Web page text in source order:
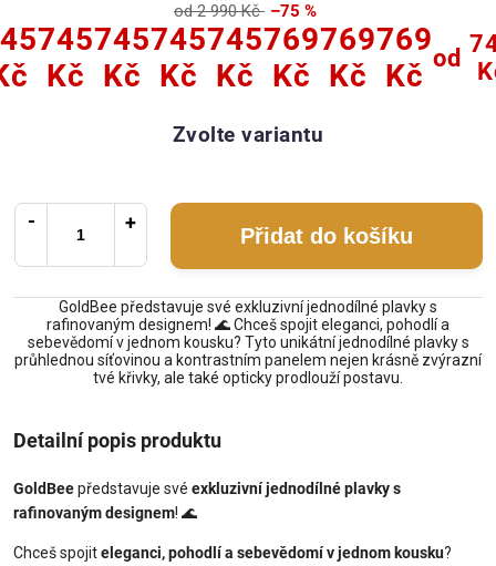
od 2 990 Kč –75 %
745
Kč
745
Kč
745
Kč
745
Kč
769
Kč
769
Kč
769
Kč od
Zvolte variantu
Přidat do košíku
GoldBee představuje své exkluzivní jednodílné plavky s
rafinovaným designem! 🌊 Chceš spojit eleganci, pohodlí a
sebevědomí v jednom kousku? Tyto unikátní jednodílné plavky s
průhlednou síťovinou a kontrastním panelem nejen krásně zvýrazní
tvé křivky, ale také opticky prodlouží postavu.
Detailní popis produktu
GoldBeepředstavuje své exkluzivní jednodílné plavky s
rafinovaným designem! 🌊
Chceš spojiteleganci, pohodlí a sebevědomí v jednom kousku?